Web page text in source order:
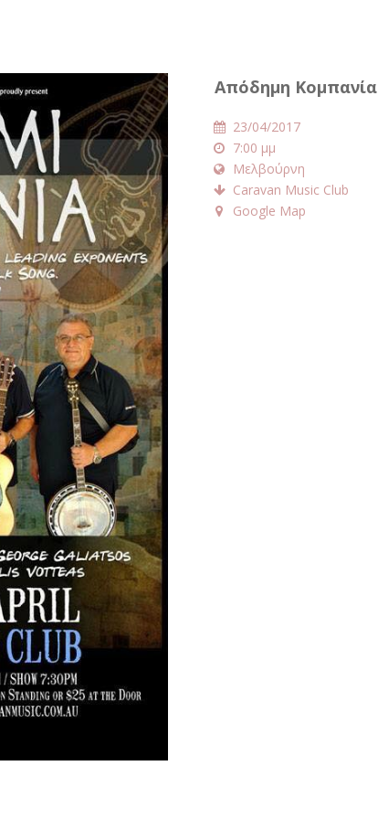
Απόδημη Κομπανία
23/04/2017
7:00 μμ
Μελβούρνη
Caravan Music Club
Google Map